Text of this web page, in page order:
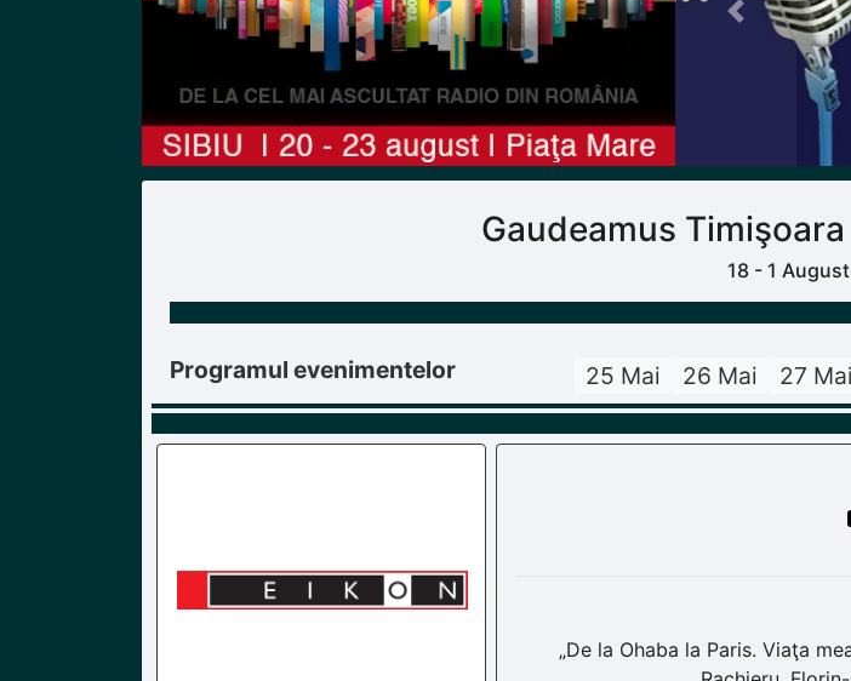
Previous
Gaudeamus
18 - 1
Programul evenimentelor 25 Mai 26 Mai 27 Mai
„De la Ohaba la Paris. Viaţa